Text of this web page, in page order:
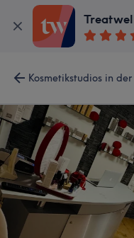
Kosmetikstudios in